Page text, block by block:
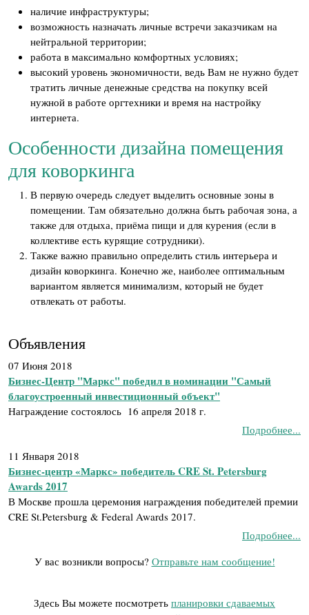
наличие инфраструктуры;
возможность назначать личные встречи заказчикам на
нейтральной территории;
работа в максимально комфортных условиях;
высокий уровень экономичности, ведь Вам не нужно будет
тратить личные денежные средства на покупку всей
нужной в работе оргтехники и время на настройку
интернета.
Особенности дизайна помещения
для коворкинга
В первую очередь следует выделить основные зоны в
помещении. Там обязательно должна быть рабочая зона, а
также для отдыха, приёма пищи и для курения (если в
коллективе есть курящие сотрудники).
Также важно правильно определить стиль интерьера и
дизайн коворкинга. Конечно же, наиболее оптимальным
вариантом является минимализм, который не будет
отвлекать от работы.
Объявления
07 Июня 2018
Бизнес-Центр "Маркс" победил в номинации "Самый
благоустроенный инвестиционный объект"
Награждение состоялось 16 апреля 2018 г.
Подробнее...
11 Января 2018
Бизнес-центр «Маркс» победитель CRE St. Petersburg
Awards 2017
В Москве прошла церемония награждения победителей премии
CRE St.Petersburg & Federal Awards 2017.
Подробнее...
У вас возникли вопросы? Отправьте нам сообщение!
Здесь Вы можете посмотреть планировки сдаваемых